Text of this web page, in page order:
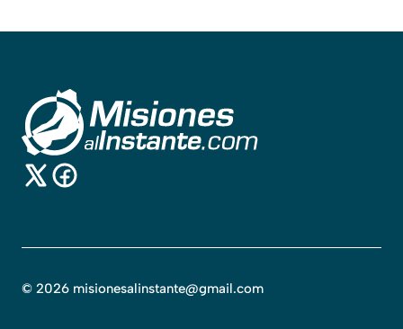
© 2026 misionesalinstante@gmail.com